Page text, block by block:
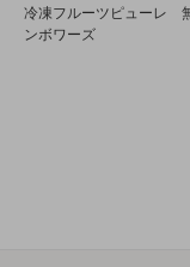
冷凍フルーツピューレ
ンボワーズ